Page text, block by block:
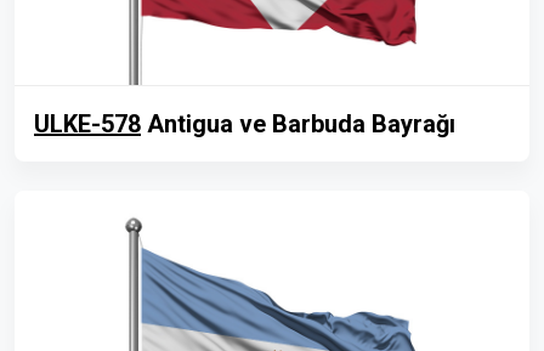
ULKE-578 Antigua ve Barbuda Bayrağı